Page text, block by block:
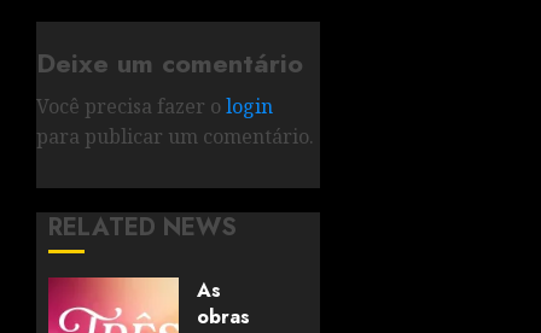
Deixe um comentário
Você precisa fazer o login
para publicar um comentário.
RELATED NEWS
As
obras